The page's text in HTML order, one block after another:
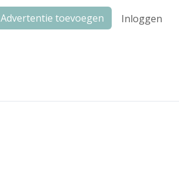
Advertentie toevoegen Inloggen